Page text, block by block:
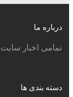
درباره ما
تمامی اخبار
دسته بندی ها